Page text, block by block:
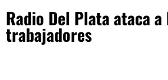
Radio Del Plata ataca a
trabajadores